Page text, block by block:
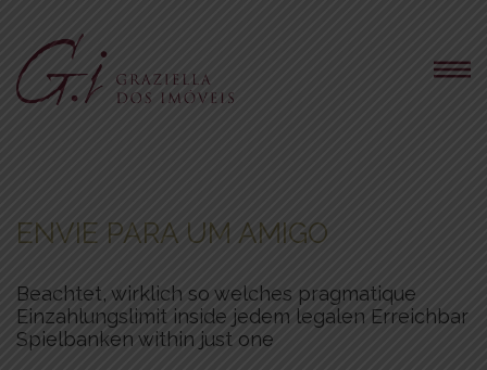
ENVIE PARA UM AMIGO
Beachtet, wirklich so welches pragmatique
Einzahlungslimit inside jedem legalen Erreichbar
Spielbanken within just one